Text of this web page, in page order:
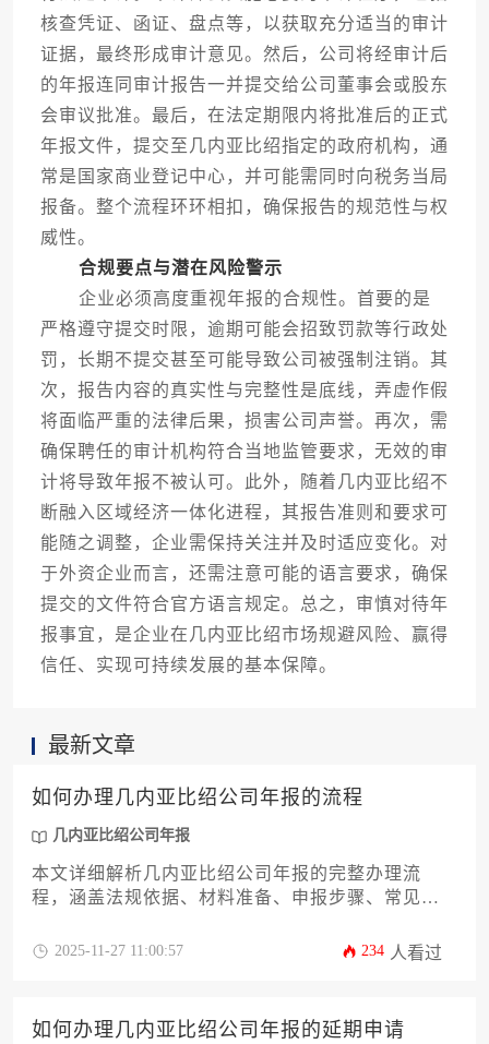
核查凭证、函证、盘点等，以获取充分适当的审计
证据，最终形成审计意见。然后，公司将经审计后
的年报连同审计报告一并提交给公司董事会或股东
会审议批准。最后，在法定期限内将批准后的正式
年报文件，提交至几内亚比绍指定的政府机构，通
常是国家商业登记中心，并可能需同时向税务当局
报备。整个流程环环相扣，确保报告的规范性与权
威性。
合规要点与潜在风险警示
企业必须高度重视年报的合规性。首要的是
严格遵守提交时限，逾期可能会招致罚款等行政处
罚，长期不提交甚至可能导致公司被强制注销。其
次，报告内容的真实性与完整性是底线，弄虚作假
将面临严重的法律后果，损害公司声誉。再次，需
确保聘任的审计机构符合当地监管要求，无效的审
计将导致年报不被认可。此外，随着几内亚比绍不
断融入区域经济一体化进程，其报告准则和要求可
能随之调整，企业需保持关注并及时适应变化。对
于外资企业而言，还需注意可能的语言要求，确保
提交的文件符合官方语言规定。总之，审慎对待年
报事宜，是企业在几内亚比绍市场规避风险、赢得
信任、实现可持续发展的基本保障。
最新文章
如何办理几内亚比绍公司年报的流程
几内亚比绍公司年报
本文详细解析几内亚比绍公司年报的完整办理流
程，涵盖法规依据、材料准备、申报步骤、常见问
求，提供系统化操作指南和合规建议，帮助企业高
2025-11-27 11:00:57 234 人看过
如何办理几内亚比绍公司年报的延期申请